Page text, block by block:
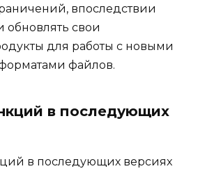
впоследствии
свои
для работы с новыми
файлов.
в последующих